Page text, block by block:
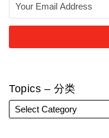
Topics – 分类